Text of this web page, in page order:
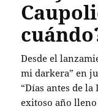
Desde el
mi darkera” en
“Días antes de
exitoso año